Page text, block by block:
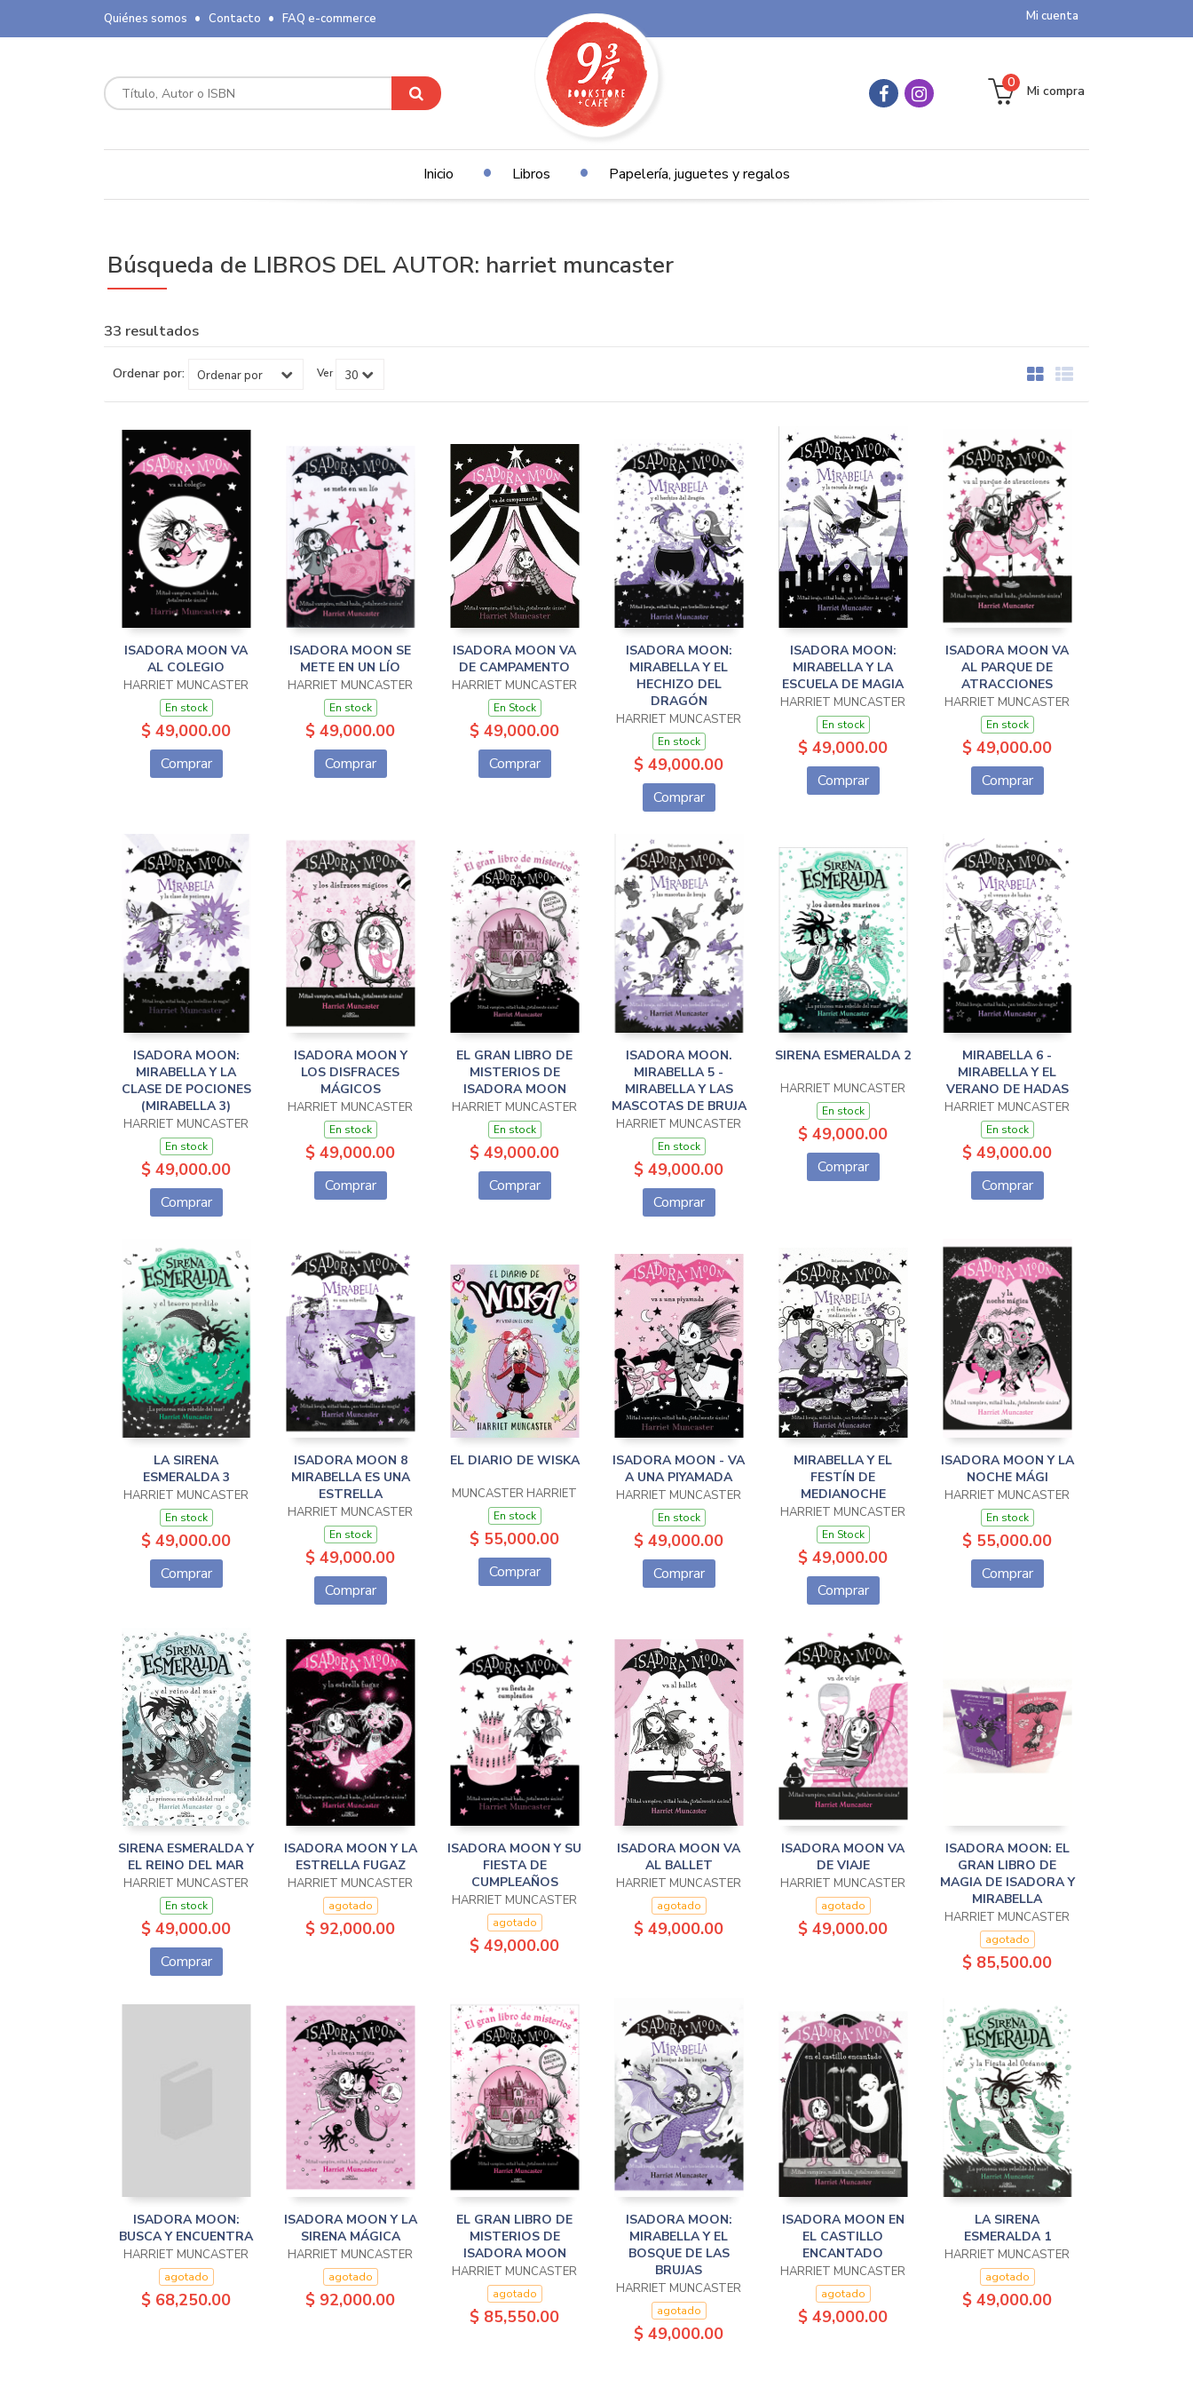
Mi cuenta
Quiénes somos Contacto FAQ e-commerce
Mi compra
0
Inicio Libros Papelería, juguetes y regalos
Búsqueda de LIBROS DEL AUTOR: harriet muncaster
33 resultados
Ordenar por: Ver
ISADORA MOON VA
AL COLEGIO
HARRIET MUNCASTER
En stock
$ 49,000.00
Comprar
ISADORA MOON SE
METE EN UN LÍO
HARRIET MUNCASTER
En stock
$ 49,000.00
Comprar
ISADORA MOON VA
DE CAMPAMENTO
HARRIET MUNCASTER
En Stock
$ 49,000.00
Comprar
ISADORA MOON:
MIRABELLA Y EL
HECHIZO DEL
DRAGÓN
HARRIET MUNCASTER
En stock
$ 49,000.00
Comprar
ISADORA MOON:
MIRABELLA Y LA
ESCUELA DE MAGIA
HARRIET MUNCASTER
En stock
$ 49,000.00
Comprar
ISADORA MOON VA
AL PARQUE DE
ATRACCIONES
HARRIET MUNCASTER
En stock
$ 49,000.00
Comprar
ISADORA MOON:
MIRABELLA Y LA
CLASE DE POCIONES
(MIRABELLA 3)
HARRIET MUNCASTER
En stock
$ 49,000.00
Comprar
ISADORA MOON Y
LOS DISFRACES
MÁGICOS
HARRIET MUNCASTER
En stock
$ 49,000.00
Comprar
EL GRAN LIBRO DE
MISTERIOS DE
ISADORA MOON
HARRIET MUNCASTER
En stock
$ 49,000.00
Comprar
ISADORA MOON.
MIRABELLA 5 -
MIRABELLA Y LAS
MASCOTAS DE BRUJA
HARRIET MUNCASTER
En stock
$ 49,000.00
Comprar
SIRENA ESMERALDA 2
HARRIET MUNCASTER
En stock
$ 49,000.00
Comprar
MIRABELLA 6 -
MIRABELLA Y EL
VERANO DE HADAS
HARRIET MUNCASTER
En stock
$ 49,000.00
Comprar
LA SIRENA
ESMERALDA 3
HARRIET MUNCASTER
En stock
$ 49,000.00
Comprar
ISADORA MOON 8
MIRABELLA ES UNA
ESTRELLA
HARRIET MUNCASTER
En stock
$ 49,000.00
Comprar
EL DIARIO DE WISKA
MUNCASTER HARRIET
En stock
$ 55,000.00
Comprar
ISADORA MOON - VA
A UNA PIYAMADA
HARRIET MUNCASTER
En stock
$ 49,000.00
Comprar
MIRABELLA Y EL
FESTÍN DE
MEDIANOCHE
HARRIET MUNCASTER
En Stock
$ 49,000.00
Comprar
ISADORA MOON Y LA
NOCHE MÁGI
HARRIET MUNCASTER
En stock
$ 55,000.00
Comprar
SIRENA ESMERALDA Y
EL REINO DEL MAR
HARRIET MUNCASTER
En stock
$ 49,000.00
Comprar
ISADORA MOON Y LA
ESTRELLA FUGAZ
HARRIET MUNCASTER
agotado
$ 92,000.00
ISADORA MOON Y SU
FIESTA DE
CUMPLEAÑOS
HARRIET MUNCASTER
agotado
$ 49,000.00
ISADORA MOON VA
AL BALLET
HARRIET MUNCASTER
agotado
$ 49,000.00
ISADORA MOON VA
DE VIAJE
HARRIET MUNCASTER
agotado
$ 49,000.00
ISADORA MOON: EL
GRAN LIBRO DE
MAGIA DE ISADORA Y
MIRABELLA
HARRIET MUNCASTER
agotado
$ 85,500.00
ISADORA MOON:
BUSCA Y ENCUENTRA
HARRIET MUNCASTER
agotado
$ 68,250.00
ISADORA MOON Y LA
SIRENA MÁGICA
HARRIET MUNCASTER
agotado
$ 92,000.00
EL GRAN LIBRO DE
MISTERIOS DE
ISADORA MOON
HARRIET MUNCASTER
agotado
$ 85,550.00
ISADORA MOON:
MIRABELLA Y EL
BOSQUE DE LAS
BRUJAS
HARRIET MUNCASTER
agotado
$ 49,000.00
ISADORA MOON EN
EL CASTILLO
ENCANTADO
HARRIET MUNCASTER
agotado
$ 49,000.00
LA SIRENA
ESMERALDA 1
HARRIET MUNCASTER
agotado
$ 49,000.00